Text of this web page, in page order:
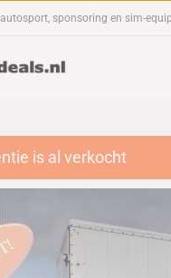
sponsoring en sim-
is al verkocht